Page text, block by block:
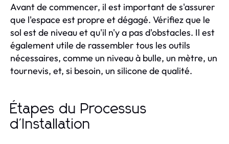
Avant de commencer, il est important de s'assurer
que l'espace est propre et dégagé. Vérifiez que le
sol est de niveau et qu'il n'y a pas d'obstacles. Il est
également utile de rassembler tous les outils
nécessaires, comme un niveau à bulle, un mètre, un
tournevis, et, si besoin, un silicone de qualité.
Étapes du Processus
d'Installation